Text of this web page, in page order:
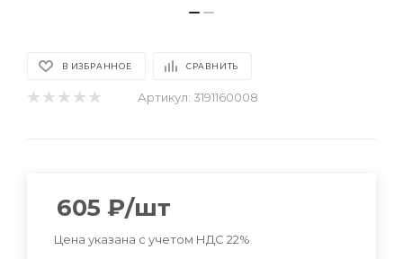
В ИЗБРАННОЕ СРАВНИТЬ
Артикул: 3191160008
605 ₽/шт
Цена указана с учетом НДС 22%